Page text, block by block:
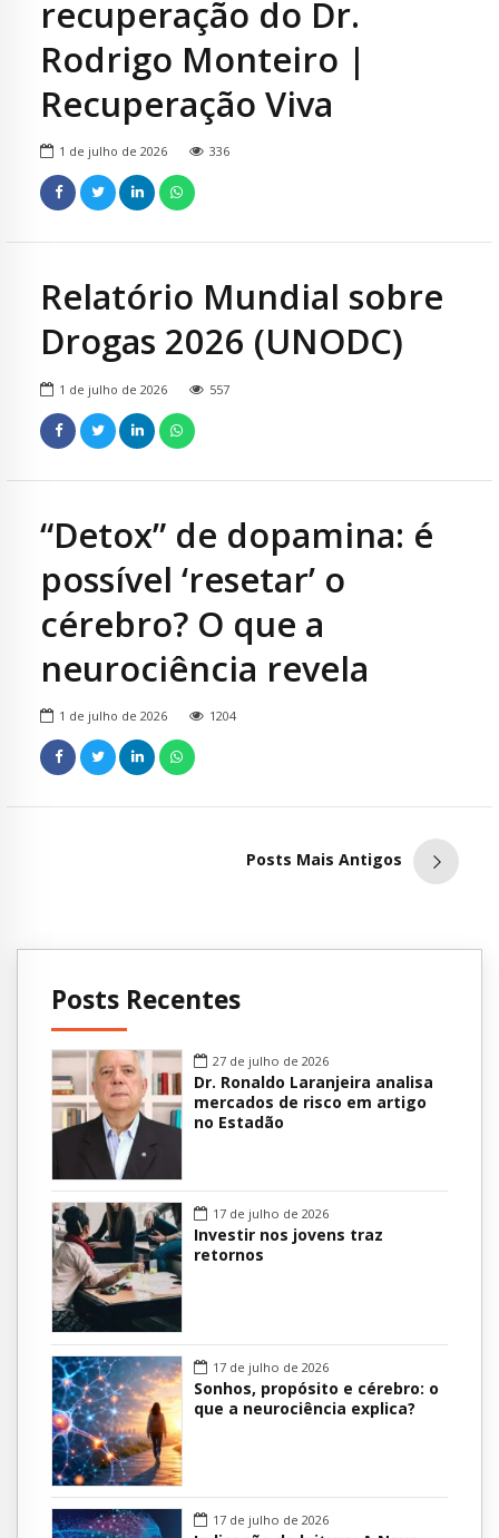
recuperação do Dr.
Rodrigo Monteiro |
Recuperação Viva
1 de julho de 2026 336
Relatório Mundial sobre
Drogas 2026 (UNODC)
1 de julho de 2026 557
“Detox” de dopamina: é
possível ‘resetar’ o
cérebro? O que a
neurociência revela
1 de julho de 2026 1204
Posts Mais Antigos
Posts Recentes
27 de julho de 2026
Dr. Ronaldo Laranjeira analisa
mercados de risco em artigo
no Estadão
17 de julho de 2026
Investir nos jovens traz
retornos
17 de julho de 2026
Sonhos, propósito e cérebro: o
que a neurociência explica?
17 de julho de 2026